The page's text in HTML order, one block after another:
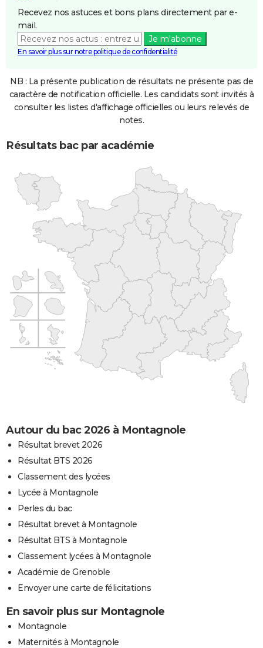
Recevez nos astuces et bons plans directement par e-
mail.
Je m'abonne
En savoir plus sur notre politique de confidentialité
NB : La présente publication de résultats ne présente pas de
caractère de notification officielle. Les candidats sont invités à
consulter les listes d'affichage officielles ou leurs relevés de
notes.
Résultats bac par académie
Autour du bac 2026 à Montagnole
Résultat brevet 2026
Résultat BTS 2026
Classement des lycées
Lycée à Montagnole
Perles du bac
Résultat brevet à Montagnole
Résultat BTS à Montagnole
Classement lycées à Montagnole
Académie de Grenoble
Envoyer une carte de félicitations
En savoir plus sur Montagnole
Montagnole
Maternités à Montagnole